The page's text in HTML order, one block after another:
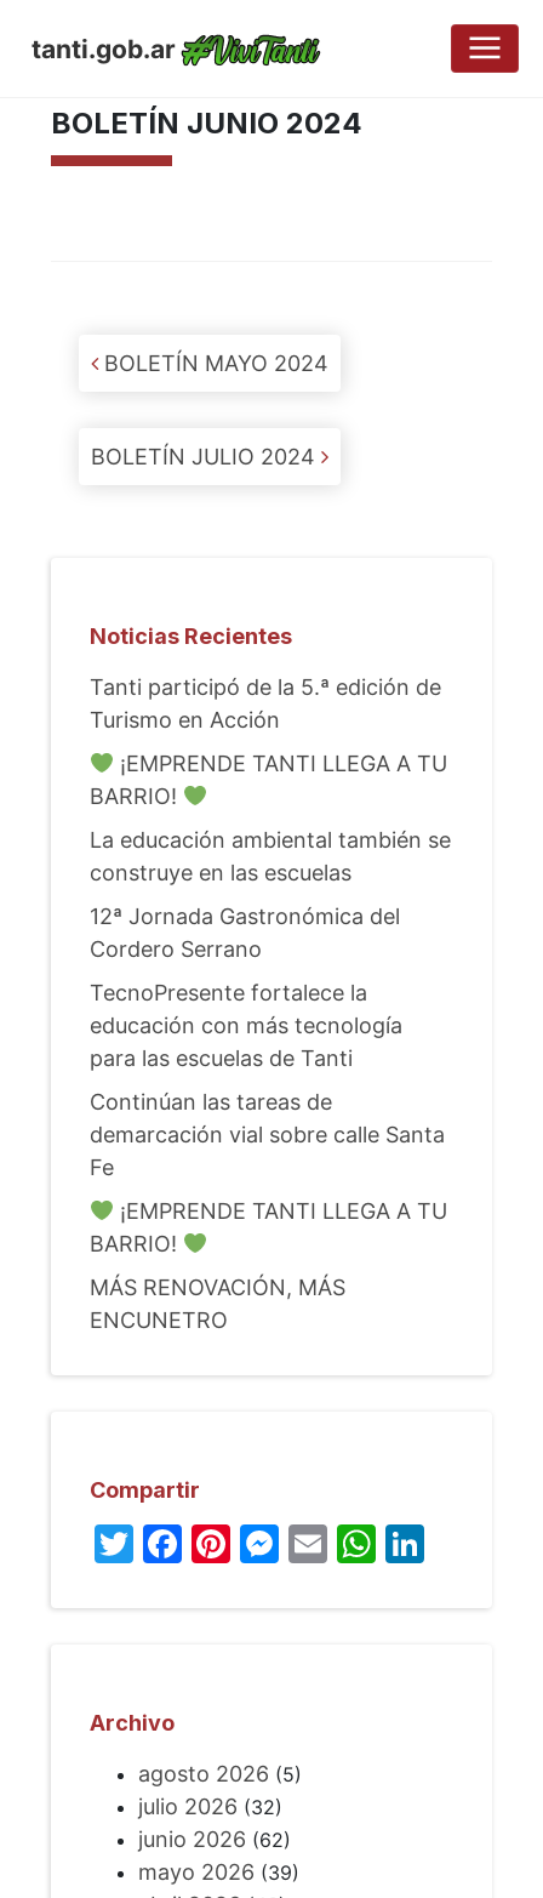
tanti.gob.ar
AGOSTO 13, 2024
BOLETÍN JUNIO 2024
Post navigation
BOLETÍN MAYO 2024
BOLETÍN JULIO 2024
Noticias Recientes
Tanti participó de la 5.ª edición de
Turismo en Acción
¡EMPRENDE TANTI LLEGA A TU
BARRIO!
La educación ambiental también se
construye en las escuelas
12ª Jornada Gastronómica del
Cordero Serrano
TecnoPresente fortalece la
educación con más tecnología
para las escuelas de Tanti
Continúan las tareas de
demarcación vial sobre calle Santa
Fe
¡EMPRENDE TANTI LLEGA A TU
BARRIO!
MÁS RENOVACIÓN, MÁS
ENCUNETRO
Compartir
Twitter
Facebook
Pinterest
Messenger
Email
Archivo
agosto 2026 (5)
julio 2026 (32)
junio 2026 (62)
mayo 2026 (39)